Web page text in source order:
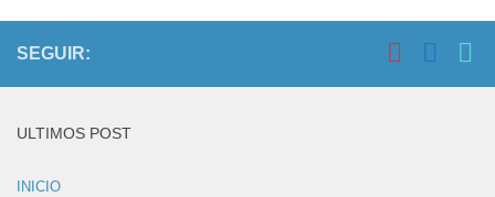
SEGUIR:
ULTIMOS POST
INICIO